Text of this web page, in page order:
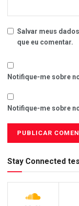
Salvar meus
que eu comentar.
Notifique-me sobre
Notifique-me sobre
Stay Connected